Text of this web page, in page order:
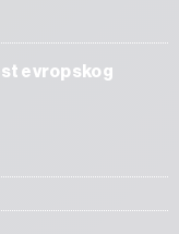
evropskog